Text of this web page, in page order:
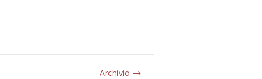
Archivio